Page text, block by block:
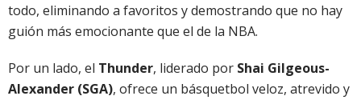
todo, eliminando a favoritos y demostrando que no hay
guión más emocionante que el de la NBA.
Por un lado, el Thunder, liderado por Shai Gilgeous-
Alexander (SGA), ofrece un básquetbol veloz, atrevido y